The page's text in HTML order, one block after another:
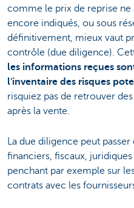
comme le prix de reprise ne
encore indiqués, ou sous
définitivement, mieux vaut
contrôle (due diligence).
les informations reçues
l'inventaire des risques
risquiez pas de retrouver
après la vente.
La due diligence peut
financiers, fiscaux,
penchant par exemple sur
contrats avec les